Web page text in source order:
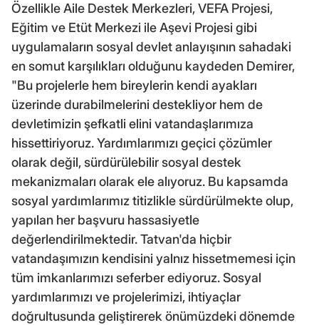
Özellikle Aile Destek Merkezleri, VEFA Projesi,
Eğitim ve Etüt Merkezi ile Aşevi Projesi gibi
uygulamaların sosyal devlet anlayışının sahadaki
en somut karşılıkları olduğunu kaydeden Demirer,
"Bu projelerle hem bireylerin kendi ayakları
üzerinde durabilmelerini destekliyor hem de
devletimizin şefkatli elini vatandaşlarımıza
hissettiriyoruz. Yardımlarımızı geçici çözümler
olarak değil, sürdürülebilir sosyal destek
mekanizmaları olarak ele alıyoruz. Bu kapsamda
sosyal yardımlarımız titizlikle sürdürülmekte olup,
yapılan her başvuru hassasiyetle
değerlendirilmektedir. Tatvan'da hiçbir
vatandaşımızın kendisini yalnız hissetmemesi için
tüm imkanlarımızı seferber ediyoruz. Sosyal
yardımlarımızı ve projelerimizi, ihtiyaçlar
doğrultusunda geliştirerek önümüzdeki dönemde